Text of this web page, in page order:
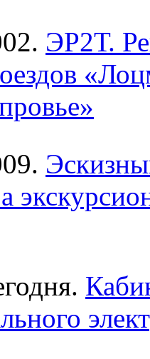
ЭР2Т.